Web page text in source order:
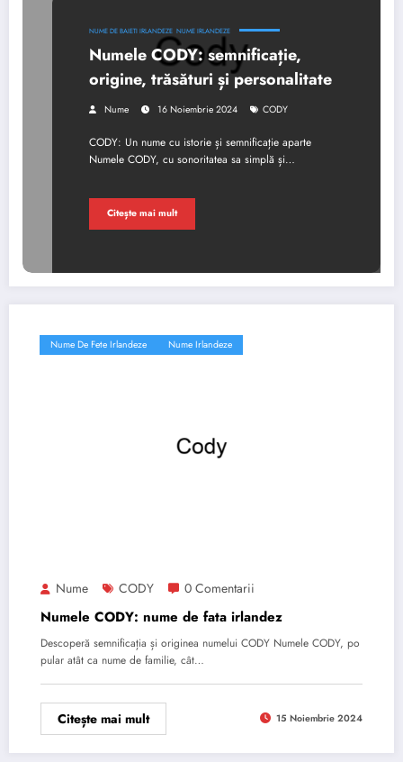
NUME DE BAIETI IRLANDEZE NUME IRLANDEZE
Numele CODY: semnificație,
origine, trăsături și personalitate
Nume 16 Noiembrie 2024 CODY
CODY: Un nume cu istorie și semnificație aparte
Numele CODY, cu sonoritatea sa simplă și…
Citește mai mult
Nume De Fete Irlandeze Nume Irlandeze
Nume CODY 0 Comentarii
Numele CODY: nume de fata irlandez
Descoperă semnificația și originea numelui CODY Numele CODY, po
pular atât ca nume de familie, cât…
Citește mai mult 15 Noiembrie 2024